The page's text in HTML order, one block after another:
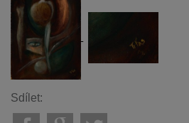
Sdílet: